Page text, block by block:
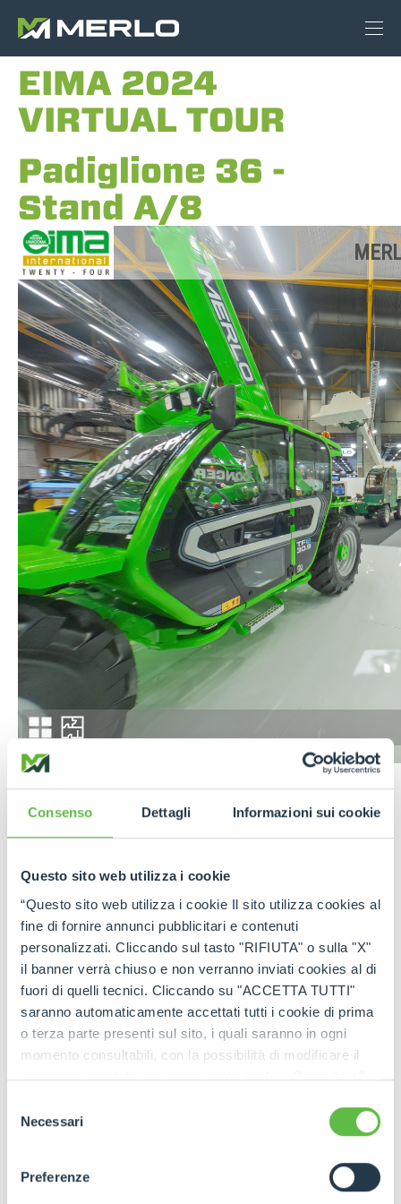
Consenso Dettagli Informazioni sui cookie
Questo sito web utilizza i cookie
“Questo sito web utilizza i cookie Il sito utilizza cookies al
fine di fornire annunci pubblicitari e contenuti
personalizzati. Cliccando sul tasto "RIFIUTA" o sulla "X"
il banner verrà chiuso e non verranno inviati cookies al di
fuori di quelli tecnici. Cliccando su "ACCETTA TUTTI"
saranno automaticamente accettati tutti i cookie di prima
o terza parte presenti sul sito, i quali saranno in ogni
momento consultabili, con la possibilità di modificare il
consenso prestato per ogni singolo cookie. Come fare?
ogni pagina, selezionare "Modifichi il suo consenso" e
dell'informativa completa nel footer presente in ogni
pagina. Per esercitare i diritti riconosciuti all'interessato ai
delNecessari
Preferenze
EIMA 2024
VIRTUAL TOUR
Padiglione 36 -
Stand A/8
Seguici suFacebookeInstagramper
tutti gli aggiornamenti in tempo reale!